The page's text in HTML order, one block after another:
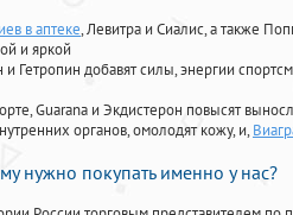
в аптеке, Левитра и Сиалис, а также
и яркой
Гетропин добавят силы, энергии
Guarana и Экдистерон повысят
органов, омолодят кожу, и,
нужно покупать именно у нас?